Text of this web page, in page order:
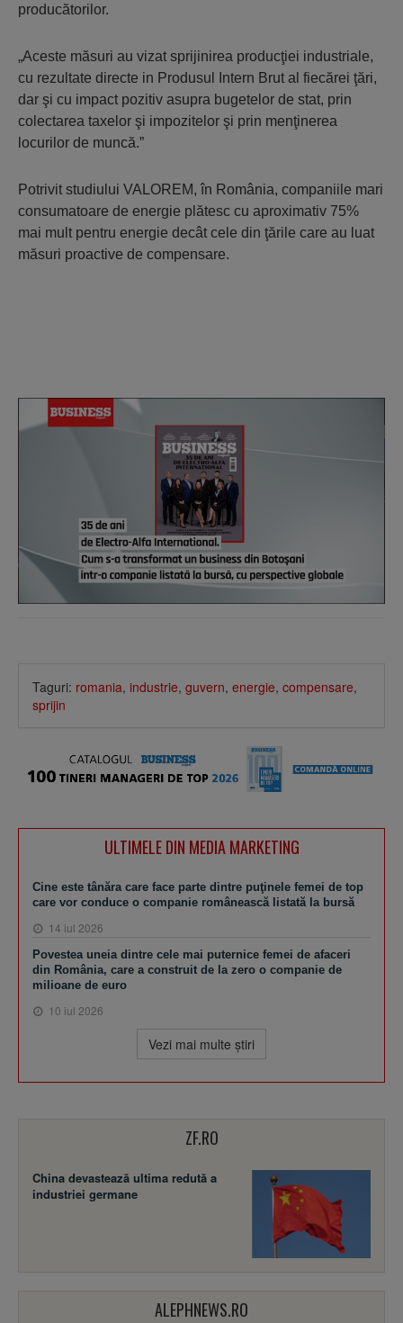
producătorilor.
„Aceste măsuri au vizat sprijinirea producţiei industriale,
cu rezultate directe in Produsul Intern Brut al fiecărei ţări,
dar şi cu impact pozitiv asupra bugetelor de stat, prin
colectarea taxelor şi impozitelor şi prin menţinerea
locurilor de muncă.”
Potrivit studiului VALOREM, în România, companiile mari
consumatoare de energie plătesc cu aproximativ 75%
mai mult pentru energie decât cele din ţările care au luat
măsuri proactive de compensare.
Taguri: romania, industrie, guvern, energie, compensare,
sprijin
ULTIMELE DIN MEDIA MARKETING
Cine este tânăra care face parte dintre puţinele femei de top
care vor conduce o companie românească listată la bursă
14 iul 2026
Povestea uneia dintre cele mai puternice femei de afaceri
din România, care a construit de la zero o companie de
milioane de euro
10 iul 2026
Vezi mai multe ştiri
ZF.RO
China devastează ultima redută a
industriei germane
ALEPHNEWS.RO